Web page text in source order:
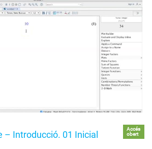
– Introducció. 01 Inicial
Accés
obert